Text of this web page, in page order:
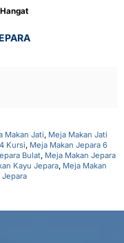
Makan Jati, Meja Makan Jati
Kursi, Meja Makan Jepara 6
Bulat, Meja Makan Jepara
Kayu Jepara, Meja Makan
Jepara